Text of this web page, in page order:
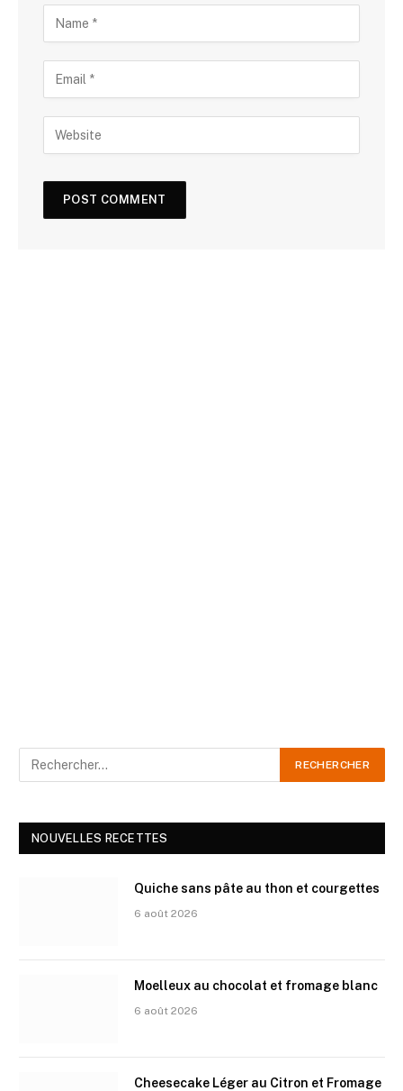
NOUVELLES RECETTES
Quiche sans pâte au thon et courgettes
6 août 2026
Moelleux au chocolat et fromage blanc
6 août 2026
Cheesecake Léger au Citron et Fromage